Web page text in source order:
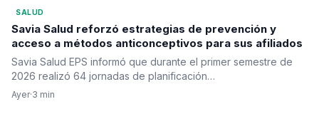
SALUD
Savia Salud reforzó estrategias de prevención y
acceso a métodos anticonceptivos para sus afiliados
Savia Salud EPS informó que durante el primer semestre de
2026 realizó 64 jornadas de planificación…
Ayer·3 min